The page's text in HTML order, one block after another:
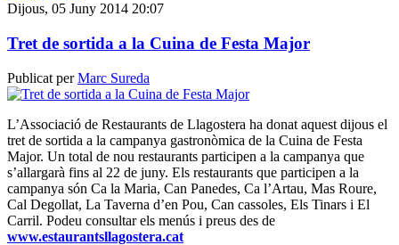
Dijous, 05 Juny 2014 20:07
Tret de sortida a la Cuina de Festa Major
Publicat perMarc Sureda
L’Associació de Restaurants de Llagostera ha donat aquest dijous el
tret de sortida a la campanya gastronòmica de la Cuina de Festa
Major. Un total de nou restaurants participen a la campanya que
s’allargarà fins al 22 de juny. Els restaurants que participen a la
campanya són Ca la Maria, Can Panedes, Ca l’Artau, Mas Roure,
Cal Degollat, La Taverna d’en Pou, Can cassoles, Els Tinars i El
Carril. Podeu consultar els menús i preus des de
www.estaurantsllagostera.cat